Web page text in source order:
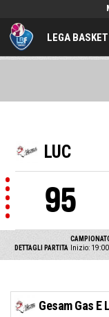
LEGA
LUC
95
DETTAGLI PARTITA
Inizio:
Gesam Gas E